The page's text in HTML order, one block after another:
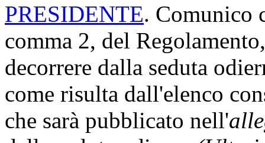
PRESIDENTE. Comunico
comma 2, del
decorrere dalla seduta
come risulta dall'elenco
che sarà pubblicato nell'